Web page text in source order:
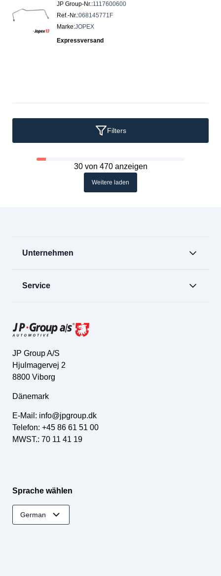
JP Group-Nr.:1117600600
Ref.-Nr.:068145771F
Marke:JOPEX
Expressversand
Filters
30 von 470 anzeigen
Weitere laden
Unternehmen
Service
Sprache wählen
German
JP Group A/S
Hjulmagervej 2
8800 Viborg
Dänemark
E-Mail: info@jpgroup.dk
Telefon: +45 86 61 51 00
MWST.: 70 11 41 19